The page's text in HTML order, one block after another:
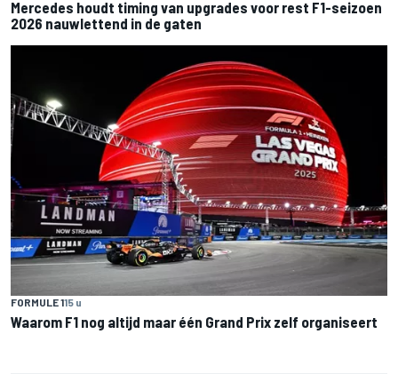
Mercedes houdt timing van upgrades voor rest F1-seizoen
2026 nauwlettend in de gaten
FORMULE 115 u
Waarom F1 nog altijd maar één Grand Prix zelf organiseert